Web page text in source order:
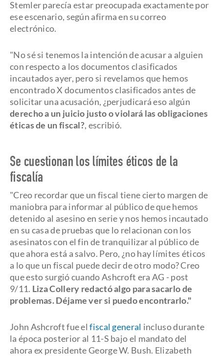
Stemler parecía estar preocupada exactamente por
ese escenario, según afirma en su correo
electrónico.
"No sé si tenemos la intención de acusar a alguien
con respecto a los documentos clasificados
incautados ayer, pero si revelamos que hemos
encontrado X documentos clasificados antes de
solicitar una acusación, ¿perjudicará eso algún
derecho a un juicio justo o violará las obligaciones
éticas de un fiscal?, escribió.
Se cuestionan los límites éticos de la
fiscalía
"Creo recordar que un fiscal tiene cierto margen de
maniobra para informar al público de que hemos
detenido al asesino en serie y nos hemos incautado
en su casa de pruebas que lo relacionan con los
asesinatos con el fin de tranquilizar al público de
que ahora está a salvo. Pero, ¿no hay límites éticos
a lo que un fiscal puede decir de otro modo? Creo
que esto surgió cuando Ashcroft era AG - post
9/11. Liza Collery redactó algo para sacarlo de
problemas. Déjame ver si puedo encontrarlo."
John Ashcroft fue elfiscal general incluso durante
la época posterior al 11-S bajo el mandato del
ahora ex presidente George W. Bush. Elizabeth